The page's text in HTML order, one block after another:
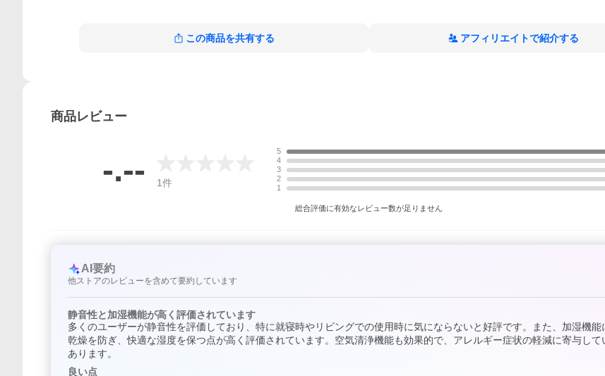
この商品を共有する アフィリエイトで紹介する
商品レビュー
-.-- 1件
5
4
3
2
1
総合評価に有効なレビュー数が足りません
AI要約
他ストアのレビューを含めて要約しています
静音性と加湿機能が高く評価されています
多くのユーザーが静音性を評価しており、特に就寝時やリビングでの使用時に気にならないと好評です。また、加湿機能
乾燥を防ぎ、快適な湿度を保つ点が高く評価されています。空気清浄機能も効果的で、アレルギー症状の軽減に寄与して
あります。
良い点